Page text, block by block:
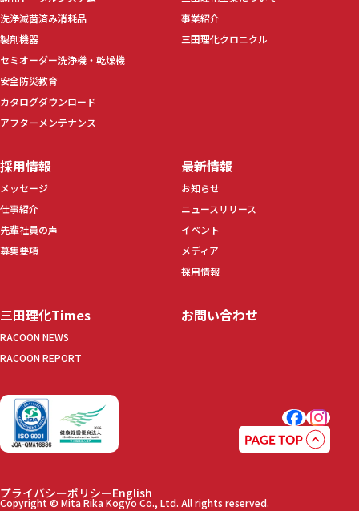
洗浄滅菌済み消耗品
製剤機器
セミオーダー洗浄機・乾燥機
安全防災教育
カタログダウンロード
アフターメンテナンス
事業紹介
三田理化クロニクル
採用情報
メッセージ
仕事紹介
先輩社員の声
募集要項
最新情報
お知らせ
ニュースリリース
イベント
メディア
採用情報
三田理化Times
RACOON NEWS
RACOON REPORT
お問い合わせ
Copyright © Mita Rika Kogyo Co., Ltd. All rights reserved.
プライバシーポリシーEnglish